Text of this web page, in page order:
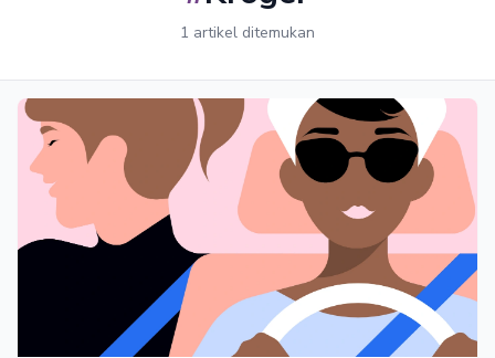
1 artikel ditemukan